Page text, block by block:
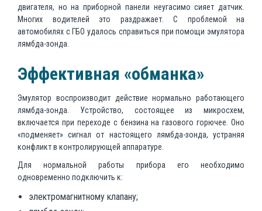
двигателя, но на приборной панели неугасимо сияет датчик.
Многих водителей это раздражает. С проблемой на
автомобилях с ГБО удалось справиться при помощи эмулятора
лямбда-зонда.
Эффективная «обманка»
Эмулятор воспроизводит действие нормально работающего
лямбда-зонда. Устройство, состоящее из микросхем,
включается при переходе с бензина на газового горючее. Оно
«подменяет» сигнал от настоящего лямбда-зонда, устраняя
конфликт в контролирующей аппаратуре.
Для нормальной работы прибора его необходимо
одновременно подключить к:
электромагнитному клапану;